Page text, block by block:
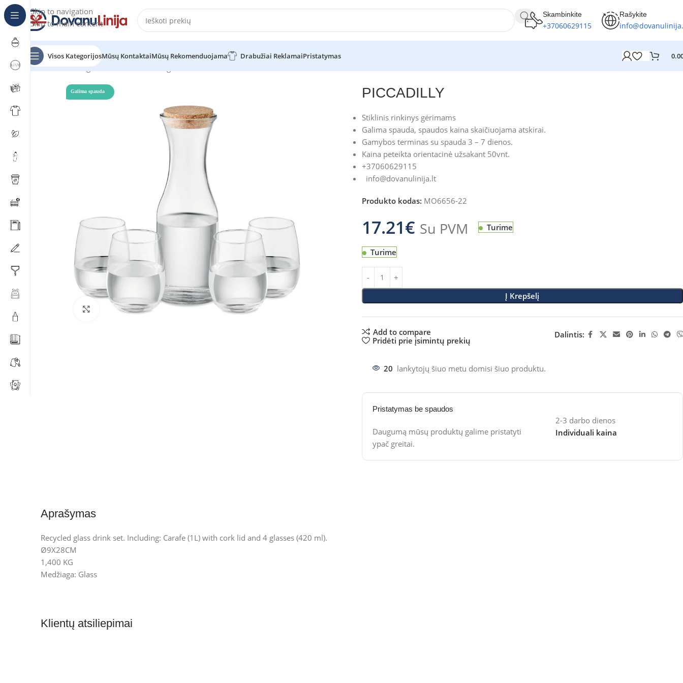
Skip to navigation
Skip to main content
Skambinkite
+37060629115
Rašykite
Visos KategorijosMūsų KontaktaiMūsų Rekomenduojama Drabužiai ReklamaiPristatymas
Pradžia Katalogas
Galima spauda
Click to enlarge
PICCADILLY
Stiklinis rinkinys gėrimams
Galima spauda, spaudos kaina skaičiuojama atskirai.
Gamybos terminas su spauda 3 – 7 dienos.
Kaina peteikta orientacinė užsakant 50vnt.
+37060629115
info@dovanulinija.lt
Produkto kodas: MO6656-22
17.21€ Su PVM Turime
Turime
Į Krepšelį
Add to compare
Pridėti prie įsimintų prekių
Dalintis:
20 lankytojų šiuo metu domisi šiuo produktu.
Pristatymas be spaudos
Daugumą mūsų produktų galime pristatyti
ypač greitai.
2-3 darbo dienos
Individuali kaina
Aprašymas
Recycled glass drink set. Including: Carafe (1L) with cork lid and 4 glasses (420 ml).
Ø9X28CM
1,400 KG
Medžiaga: Glass
Klientų atsiliepimai